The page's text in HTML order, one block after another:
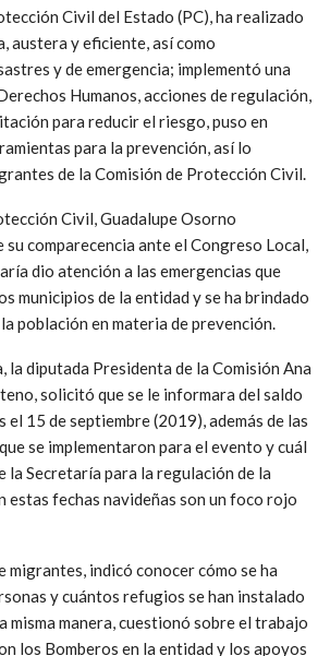
Civil del Estado (PC), ha realizado
austera y eficiente, así como
y de emergencia; implementó una
Humanos, acciones de regulación,
para reducir el riesgo, puso en
para la prevención, así lo
de la Comisión de Protección Civil.
Civil, Guadalupe Osorno
comparecencia ante el Congreso Local,
dio atención a las emergencias que
municipios de la entidad y se ha brindado
población en materia de prevención.
la diputada Presidenta de la Comisión Ana
solicitó que se le informara del saldo
15 de septiembre (2019), además de las
se implementaron para el evento y cuál
la Secretaría para la regulación de la
estas fechas navideñas son un foco rojo
migrantes, indicó conocer cómo se ha
y cuántos refugios se han instalado
misma manera, cuestionó sobre el trabajo
los Bomberos en la entidad y los apoyos